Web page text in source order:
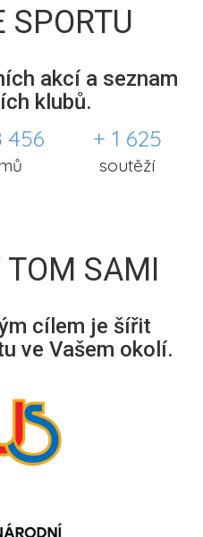
SPORTU
akcí a seznam
klubů.
456 + 1 625
soutěží
SAMI
cílem je šířit
ve Vašem okolí.